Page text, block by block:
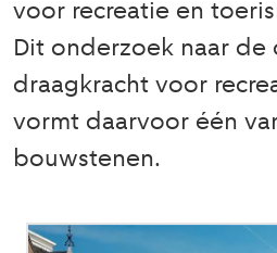
voor recreatie en
Dit onderzoek naar de
draagkracht voor
vormt daarvoor één
bouwstenen.